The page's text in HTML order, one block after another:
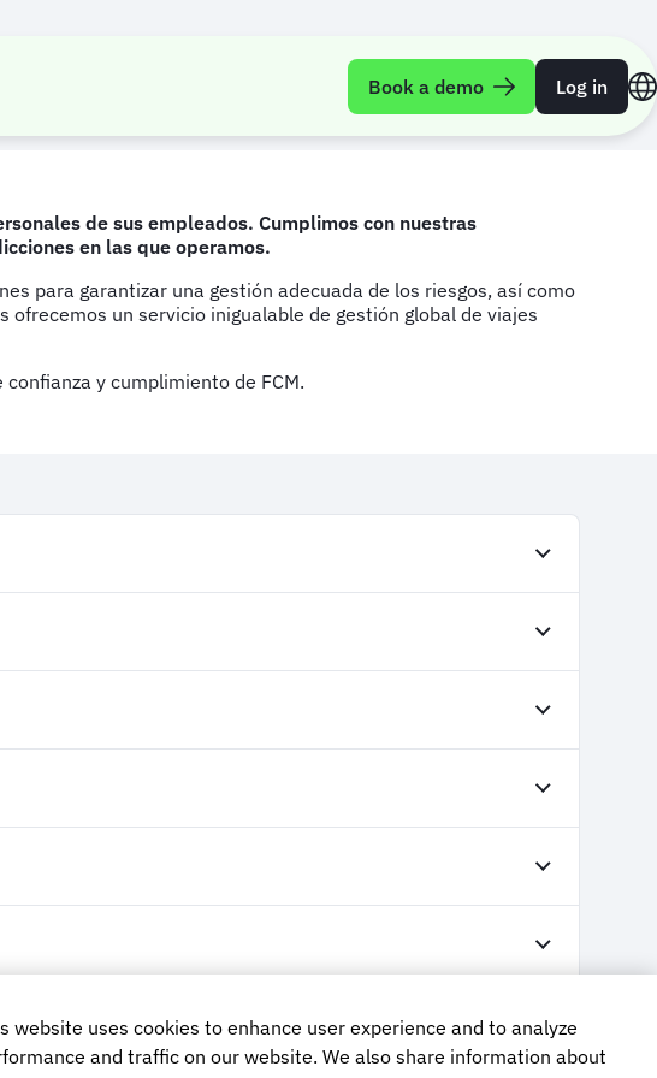
Book a demo Log in
de sus empleados. Cumplimos con nuestras
en las que operamos.
para garantizar una gestión adecuada de los riesgos, así como
un servicio inigualable de gestión global de viajes
y cumplimiento de FCM.
website uses cookies to enhance user experience and to analyze
and traffic on our website. We also share information about